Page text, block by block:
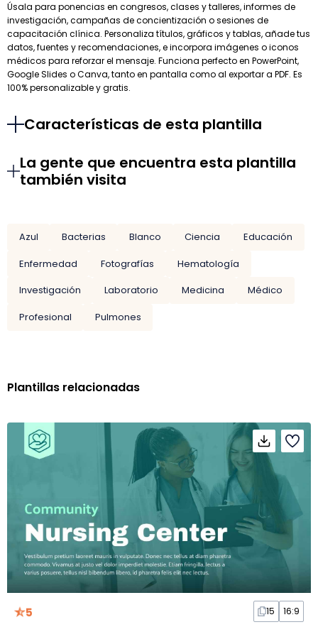
Úsala para ponencias en congresos, clases y talleres, informes de
investigación, campañas de concientización o sesiones de
capacitación clínica. Personaliza títulos, gráficos y tablas, añade tus
datos, fuentes y recomendaciones, e incorpora imágenes o iconos
médicos para reforzar el mensaje. Funciona perfecto en PowerPoint,
Google Slides o Canva, tanto en pantalla como al exportar a PDF. Es
100% personalizable y gratis.
Características de esta plantilla
La gente que encuentra esta plantilla
también visita
Azul Bacterias Blanco Ciencia
Educación
Enfermedad
Fotografías
Hematología
Investigación
Laboratorio Medicina
Médico
Profesional
Pulmones
Plantillas relacionadas
5 15 16:9